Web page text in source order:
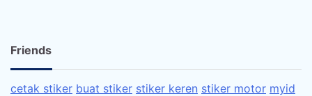
Friends
cetak stiker buat stiker stiker keren stiker motor myid